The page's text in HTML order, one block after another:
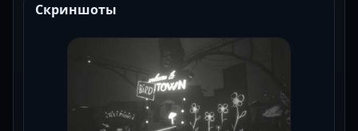
Скриншоты